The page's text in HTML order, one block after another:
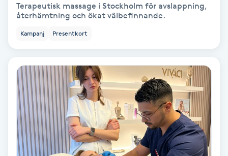
Liktornar
LPG-behandling
LPG-massage
Luggklippning
Terapeutisk massage i Stockholm för avslappning,
återhämtning och ökat välbefinnande.
Kampanj Presentkort